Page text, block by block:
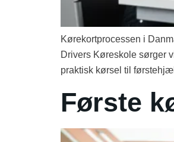
Kørekortprocessen i
Drivers Køreskole sørger
praktisk kørsel til
Første